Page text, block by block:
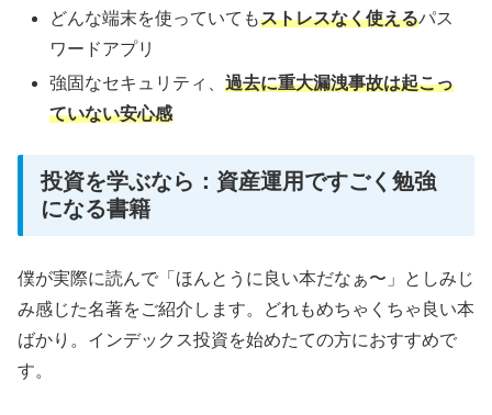
どんな端末を使っていてもストレスなく使えるパス
ワードアプリ
強固なセキュリティ、過去に重大漏洩事故は起こっ
ていない安心感
投資を学ぶなら：資産運用ですごく勉強
になる書籍
僕が実際に読んで「ほんとうに良い本だなぁ〜」としみじ
み感じた名著をご紹介します。どれもめちゃくちゃ良い本
ばかり。インデックス投資を始めたての方におすすめで
す。